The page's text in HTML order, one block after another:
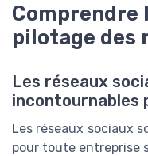
Comprendre
pilotage des
Les réseaux
incontournables
Les réseaux sociaux
pour toute entreprise